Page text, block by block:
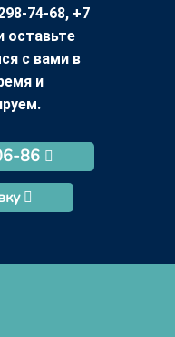
74-68, +7
оставьте
с вами в
и
86